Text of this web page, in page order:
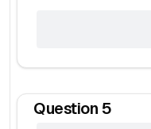
Question 5